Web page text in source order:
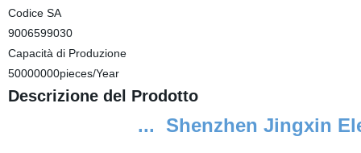
Codice SA
9006599030
Capacità di Produzione
50000000pieces/Year
Descrizione del Prodotto
... Shenzhen Jingxin